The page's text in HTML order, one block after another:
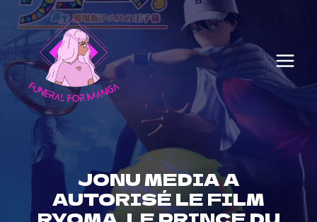
Skip
content
JONU MEDIA A
AUTORISÉ LE FILM